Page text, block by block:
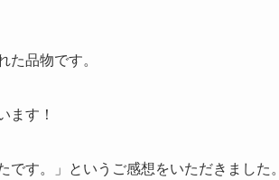
た品物です。
ます！
です。」というご感想をいただきました。